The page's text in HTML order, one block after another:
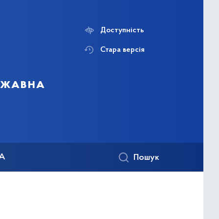
Доступність
Стара версія
Пошук